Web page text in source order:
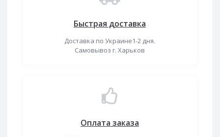
Быстрая доставка
Доставка по Украине1-2 дня.
Самовывоз г. Харьков
Оплата заказа